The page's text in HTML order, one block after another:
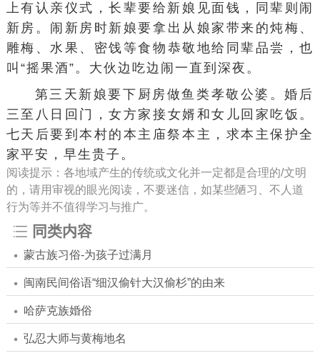
上有认亲仪式，长辈要给新娘见面钱，同辈则 闹
新房 。闹新房时新娘要拿出从娘家带来的炖梅 、
雕梅 、水果、密饯等食物恭敬地给同辈品尝，也
叫“摇果酒”。大伙边吃边闹一直到深夜。
第三天新娘要下厨房做鱼类孝敬公婆。婚后
三至八日 回门
，女方家接女婿和女儿回家吃饭。
七天后要到本村的本主庙祭本主，求本主保护全
家平安，早生贵子。
阅读提示：各地域产生的传统或文化并一定都是合理的/文明
的，请用审视的眼光阅读，不要迷信，如某些陋习、不人道
行为等并不值得学习与推广。
同类内容
蒙古族习俗-为孩子过满月
闽南民间俗语“细汉偷针大汉偷杉”的由来
哈萨克族婚俗
弘忍大师与黄梅地名